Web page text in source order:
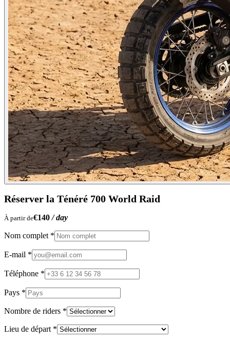
Réserver la Ténéré 700 World Raid
À partir de€140 / day
Nom complet *
E-mail *
Téléphone *
Pays *
Nombre de riders *
Lieu de départ *